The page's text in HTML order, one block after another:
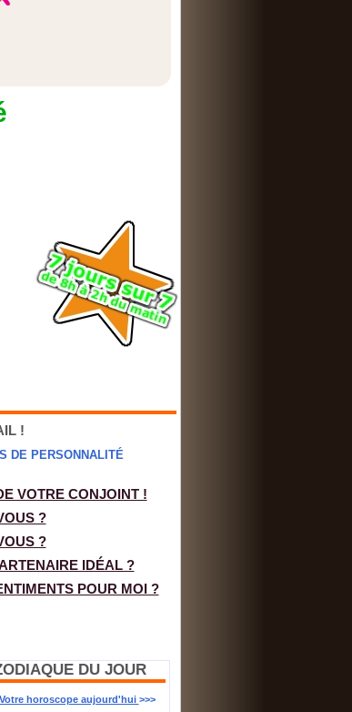
!
DE PERSONNALITÉ
VOTRE CONJOINT !
?
?
IDÉAL ?
POUR MOI ?
DU JOUR
Votre horoscope aujourd'hui >>>